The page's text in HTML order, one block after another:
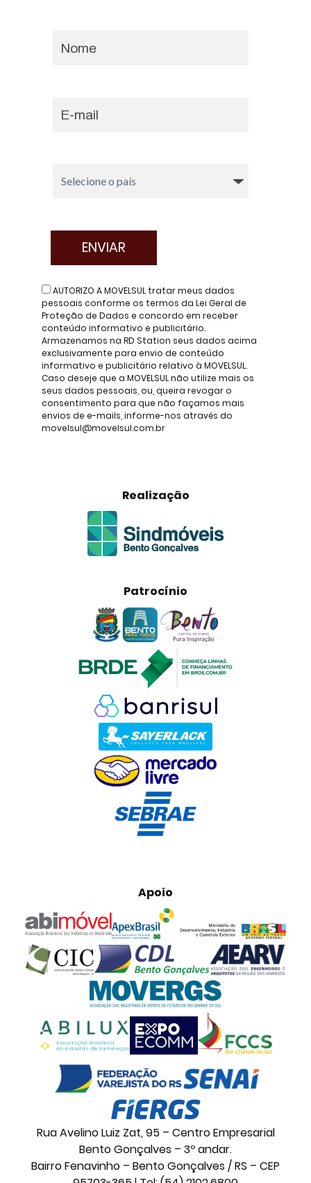
AUTORIZO A MOVELSUL tratar meus dados
pessoais conforme os termos da Lei Geral de
Proteção de Dados e concordo em receber
conteúdo informativo e publicitário.
Armazenamos na RD Station seus dados acima
exclusivamente para envio de conteúdo
informativo e publicitário relativo à MOVELSUL.
Caso deseje que a MOVELSUL não utilize mais os
seus dados pessoais, ou, queira revogar o
consentimento para que não façamos mais
envios de e-mails, informe-nos através do
movelsul@movelsul.com.br
Realização
Patrocínio
Apoio
Rua Avelino Luiz Zat, 95 – Centro Empresarial
Bento Gonçalves – 3º andar.
Bairro Fenavinho – Bento Gonçalves / RS – CEP